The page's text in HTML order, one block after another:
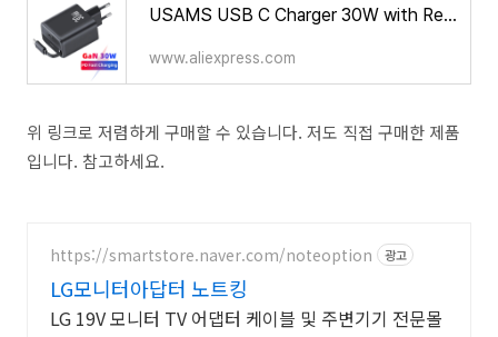
USAMS USB C Charger 30W with Retractable Cable Type C PD Fast Phone Charger for iPhone 15 Pro Max Xiaomi Samsung - AliExpress 50
www.aliexpress.com
위 링크로 저렴하게 구매할 수 있습니다. 저도 직접 구매한 제품
입니다. 참고하세요.
https://smartstore.naver.com/noteoption 광고
LG모니터아답터 노트킹
LG 19V 모니터 TV 어댑터 케이블 및 주변기기 전문몰